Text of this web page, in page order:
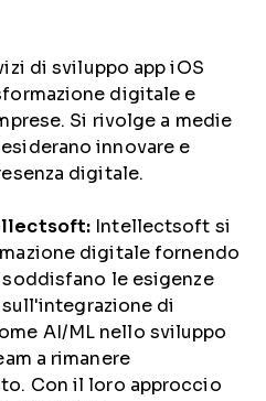
di sviluppo app iOS
digitale e
Si rivolge a medie
innovare e
digitale.
Intellectsoft si
digitale fornendo
le esigenze
di
AI/ML nello sviluppo
a rimanere
Con il loro approccio